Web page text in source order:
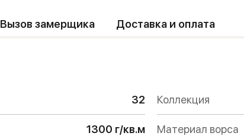
Вызов замерщика Доставка и оплата
32 Коллекция
1300 г/кв.м Материал ворса